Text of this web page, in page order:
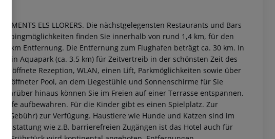
ELS LLORERS. Die nächstgelegensten Restaurants und Bars
finden Sie innerhalb von rund 1,4 km, für den
km Entfernung. Die Entfernung zum Flughafen beträgt ca. 30 km. In
ein Aquapark (ca. 3,5 km) für Zeitvertreib in der schönsten Zeit des
Rezeption, WLAN, einen Lift, Parkmöglichkeiten sowie über
Pool, an dem Liegestühle und Sonnenschirme für Sie
hinaus können Sie im Freien auf einer Terrasse entspannen.
aufbewahren. Für die Kinder gibt es einen Spielplatz. Zur
Gebühr) zur Verfügung. Haustiere wie Hunde und Katzen sind im
wie z.B. barrierefreien Zugängen ist das Hotel auch für